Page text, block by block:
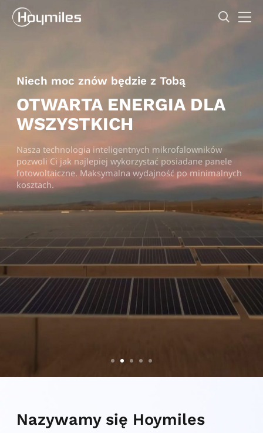
Niech moc znów będzie z Tobą
OTWARTA ENERGIA DLA
WSZYSTKICH
Nasza technologia inteligentnych mikrofalowników
pozwoli Ci jak najlepiej wykorzystać posiadane panele
fotowoltaiczne. Maksymalna wydajność po minimalnych
kosztach.
Nazywamy się Hoymiles